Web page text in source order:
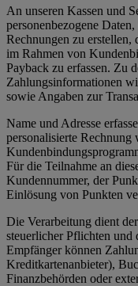
An unseren Kassen und
personenbezogene
Rechnungen zu
im Rahmen von
Payback zu erfassen. Zu
Zahlungsinformationen
sowie Angaben zur
Name und Adresse
personalisierte Rechnung
Für die Teilnahme an
Kundennummer, der
Einlösung von Punkten
Die Verarbeitung dient
steuerlicher Pflichten und
Empfänger können
Kreditkartenanbieter),
Finanzbehörden oder